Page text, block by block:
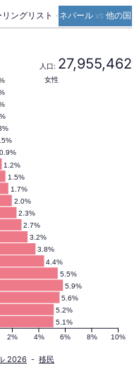
リングリスト - ネパール vs 他の国
人口: 27,955,462
5.1%
5.2%
5.6%
5.9%
5.5%
4.4%
3.8%
3.2%
2.7%
2.3%
2.0%
1.7%
1.5%
1.2%
0.9%
女性
2% 4% 6% 8% 10%
2026 - 移民